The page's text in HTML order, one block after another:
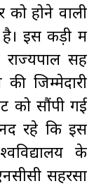
को होने वाली
इस कड़ी में
सह
जिम्मेदारी
को सौंपी गई
रहे कि इस
के
सहरसा